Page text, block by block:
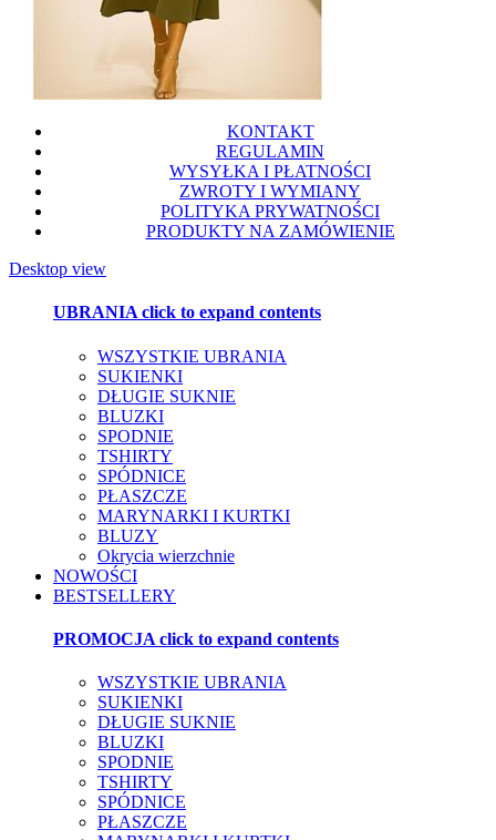
KONTAKT
REGULAMIN
WYSYŁKA I PŁATNOŚCI
ZWROTY I WYMIANY
POLITYKA PRYWATNOŚCI
PRODUKTY NA ZAMÓWIENIE
Desktop view
UBRANIAclick to expand contents
WSZYSTKIE UBRANIA
SUKIENKI
DŁUGIE SUKNIE
BLUZKI
SPODNIE
TSHIRTY
SPÓDNICE
PŁASZCZE
MARYNARKI I KURTKI
BLUZY
Okrycia wierzchnie
NOWOŚCI
BESTSELLERY
PROMOCJA click to expand contents
WSZYSTKIE UBRANIA
SUKIENKI
DŁUGIE SUKNIE
BLUZKI
SPODNIE
TSHIRTY
SPÓDNICE
PŁASZCZE